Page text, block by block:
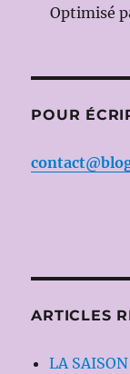
Optimisé
POUR
ARTICLES
LA